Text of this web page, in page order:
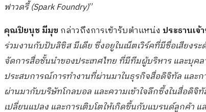
ฟาวดรี้(Spark Foundry)”
คุณปิยนุช มีมุข กล่าวถึงการเข้ารับตำแหน่ง ประธานเ
ร่วมงานกับปับลิซิส มีเดีย ซึ่งอยูในเน็ตเวิร์คที่มีชื่อเสียง
จัดการสื่อชั้นนำของประเทศไทย ที่มีทีมผู้บริหาร และบุค
ประสบการณ์การทำงานที่ผ่านมาในธุรกิจสื่อดิจิทัล และ
ผ่านมากับบริษัทโกลบอล และความเข้าใจลึกซึ้งในสื่อดิจิ
เปลี่ยนแปลง และการเติบโตให้เกิดขึ้นกับแบรนด์ลูกค้า